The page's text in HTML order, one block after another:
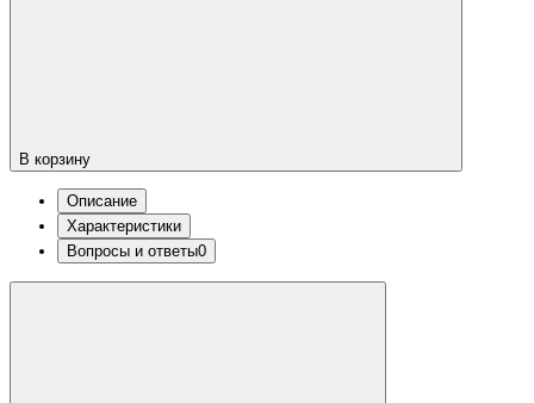
В корзину
Описание
Характеристики
Вопросы и ответы0